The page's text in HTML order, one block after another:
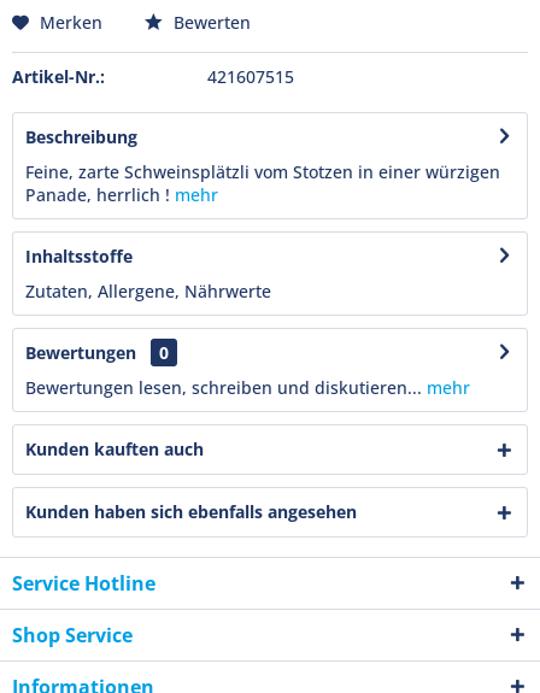
Merken Bewerten
Artikel-Nr.: 421607515
Beschreibung
Feine, zarte Schweinsplätzli vom Stotzen in einer würzigen
Panade, herrlich ! mehr
Inhaltsstoffe
Zutaten, Allergene, Nährwerte
Bewertungen
0
Bewertungen lesen, schreiben und diskutieren... mehr
Kunden kauften auch
Kunden haben sich ebenfalls angesehen
Service Hotline
Shop Service
Informationen